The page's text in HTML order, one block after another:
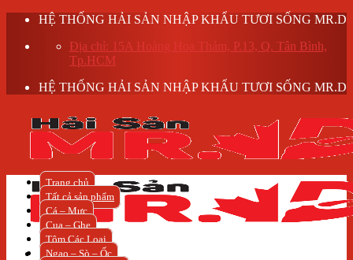
Skip
content
HỆ THỐNG HẢI SẢN NHẬP KHẨU TƯƠI SỐNG MR.D
Địa chỉ: 15A Hoàng Hoa Thám, P.13, Q. Tân Bình,
Tp.HCM
HỆ THỐNG HẢI SẢN NHẬP KHẨU TƯƠI SỐNG MR.D
Trang chủ
Tất cả sản phẩm
Cá – Mực
Cua – Ghẹ
Tôm Các Loại
Ngao – Sò – Ốc